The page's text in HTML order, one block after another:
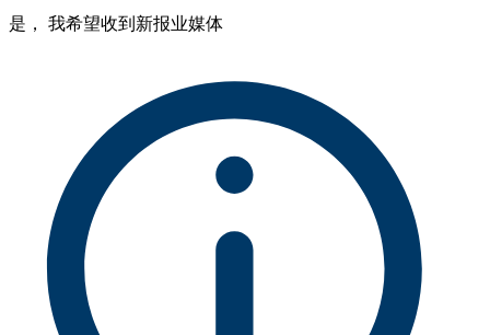
是， 我希望收到新报业媒体